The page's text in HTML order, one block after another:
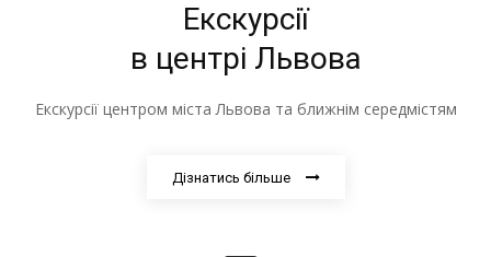
Екскурсії
в центрі Львова
Екскурсії центром міста Львова та ближнім середмістям
Дізнатись більше